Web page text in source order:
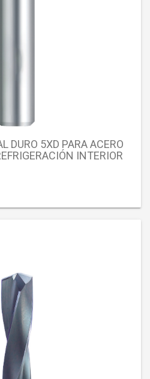
DURO 5XD PARA ACERO
INTERIOR